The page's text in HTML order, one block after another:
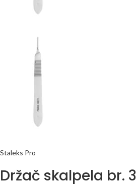
Staleks Pro
Držač skalpela br.